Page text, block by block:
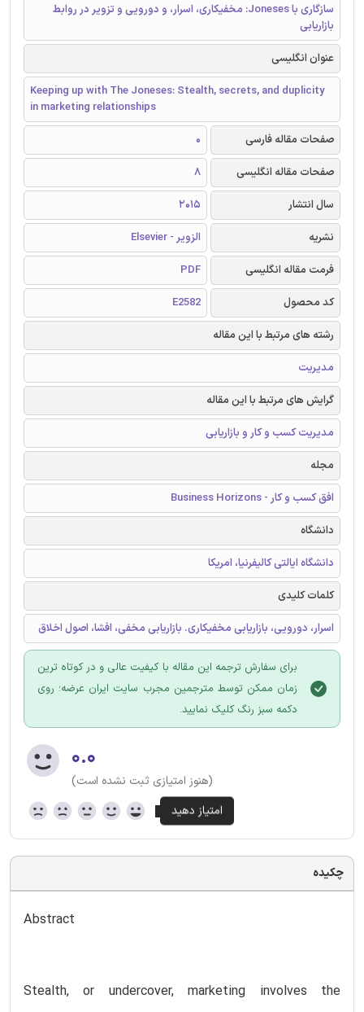
سازگاری با Joneses: مخفیکاری، اسرار، و دورویی و تزویر در روابط
بازاریابی
عنوان انگلیسی
Keeping up with The Joneses: Stealth, secrets, and duplicity
in marketing relationships
صفحات مقاله فارسی
0
صفحات مقاله انگلیسی
8
سال انتشار
2015
نشریه
الزویر - Elsevier
فرمت مقاله انگلیسی
PDF
کد محصول
E2582
رشته های مرتبط با این مقاله
مدیریت
گرایش های مرتبط با این مقاله
مدیریت کسب و کار و بازاریابی
مجله
افق کسب و کار - Business Horizons
دانشگاه
دانشگاه ایالتی کالیفرنیا، امریکا
کلمات کلیدی
اسرار، دورویی، بازاریابی مخفیکاری. بازاریابی مخفی، افشا، اصول اخلاق
برای سفارش ترجمه این مقاله با کیفیت عالی و در کوتاه ترین
زمان ممکن توسط مترجمین مجرب سایت ایران عرضه؛ روی
دکمه سبز رنگ کلیک نمایید.
۰.۰
(هنوز امتیازی ثبت نشده است)
چکیده
Abstract
Stealth, or undercover, marketing involves the